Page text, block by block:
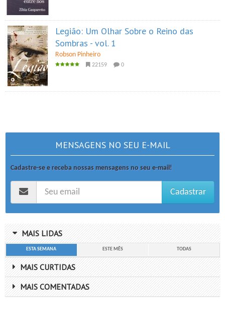
Legião: Um Olhar Sobre o Reino das
Sombras - vol. 1
Robson Pinheiro
22159 0
MENSAGENS NO SEU E-MAIL
Cadastre-se e receba nossas mensagens no seu e-mail!
Cadastrar
MAIS LIDAS
ESTA SEMANA ESTE MÊS TODAS
MAIS CURTIDAS
MAIS COMENTADAS